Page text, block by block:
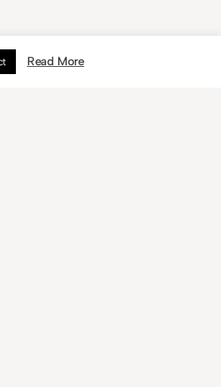
Read More